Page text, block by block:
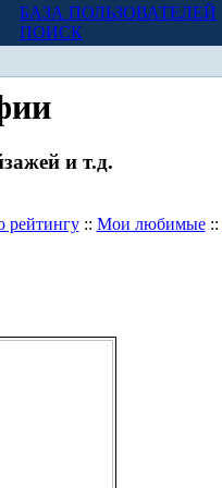
БАЗА ПОЛЬЗОВАТЕЛЕЙ
ПОИСК
и т.д.
рейтингу:: Мои любимые::